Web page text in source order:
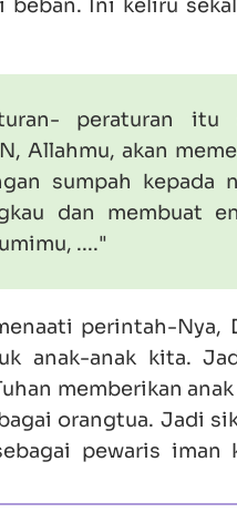
beban. Ini keliru
peraturan itu
Allahmu, akan
sumpah kepada
dan membuat
...."
perintah-Nya,
anak-anak kita.
memberikan
orangtua. Jadi
pewaris iman